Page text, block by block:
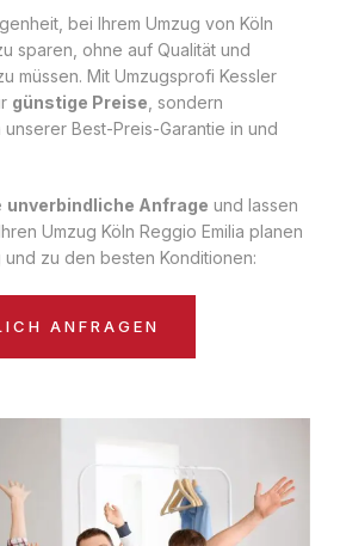
bei Ihrem Umzug von Köln
sparen, ohne auf Qualität und
müssen. Mit Umzugsprofi Kessler
günstige Preise , sondern
Best-Preis-Garantie in und
unverbindliche Anfrage und lassen
Umzug Köln Reggio Emilia planen
zu den besten Konditionen:
ANFRAGEN